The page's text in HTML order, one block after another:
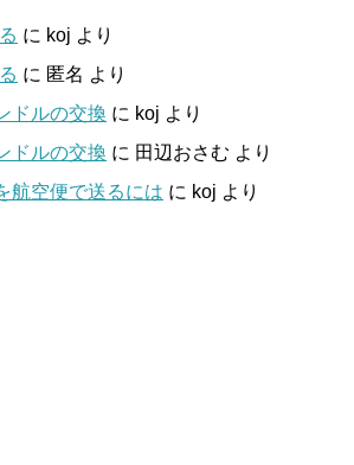
に koj より
に 匿名 より
ドルの交換 に koj より
ドルの交換 に 田辺おさむ より
航空便で送るには に koj より